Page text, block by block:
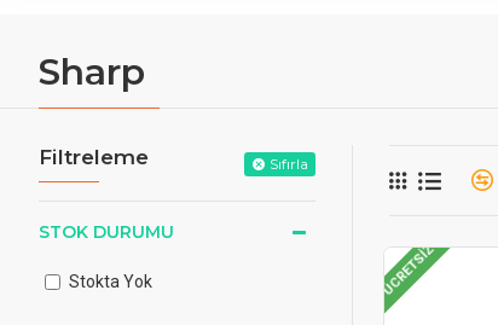
Sharp
Filtreleme Sıfırla
STOK DURUMU
Stokta Yok ÜCRETSIZ